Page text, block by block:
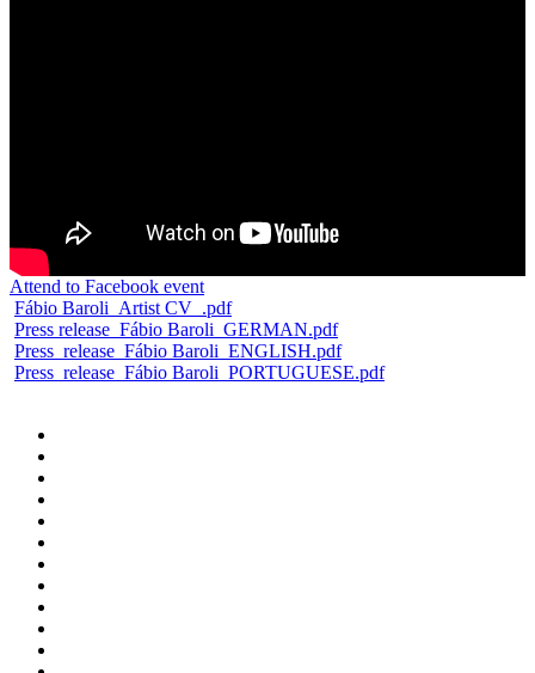
Attend to Facebook event
Fábio Baroli_Artist CV_.pdf
Press release_Fábio Baroli_GERMAN.pdf
Press_release_Fábio Baroli_ENGLISH.pdf
Press_release_Fábio Baroli_PORTUGUESE.pdf